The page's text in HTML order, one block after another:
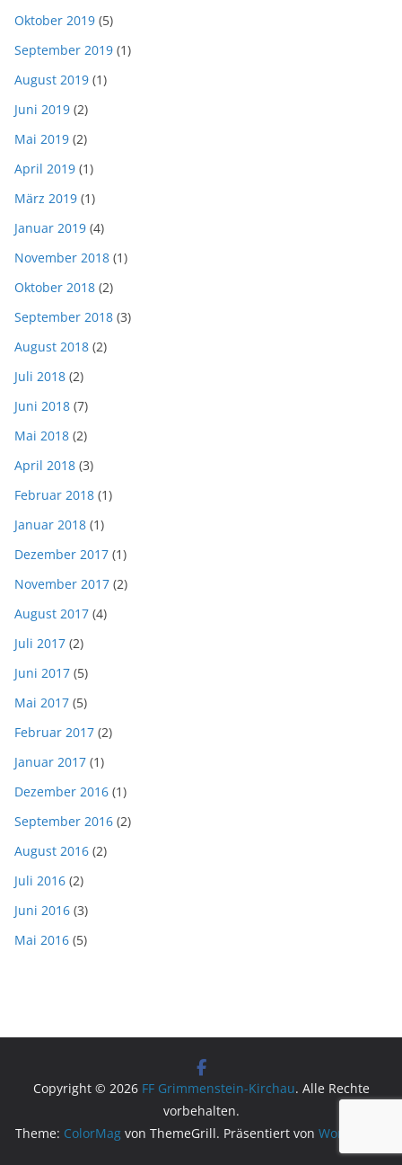
Oktober 2019 (5)
September 2019 (1)
August 2019 (1)
Juni 2019 (2)
Mai 2019 (2)
April 2019 (1)
März 2019 (1)
Januar 2019 (4)
November 2018 (1)
Oktober 2018 (2)
September 2018 (3)
August 2018 (2)
Juli 2018 (2)
Juni 2018 (7)
Mai 2018 (2)
April 2018 (3)
Februar 2018 (1)
Januar 2018 (1)
Dezember 2017 (1)
November 2017 (2)
August 2017 (4)
Juli 2017 (2)
Juni 2017 (5)
Mai 2017 (5)
Februar 2017 (2)
Januar 2017 (1)
Dezember 2016 (1)
September 2016 (2)
August 2016 (2)
Juli 2016 (2)
Juni 2016 (3)
Mai 2016 (5)
Copyright © 2026 FF Grimmenstein-Kirchau. Alle Rechte
vorbehalten.
Theme: ColorMag von ThemeGrill. Präsentiert von WordPress